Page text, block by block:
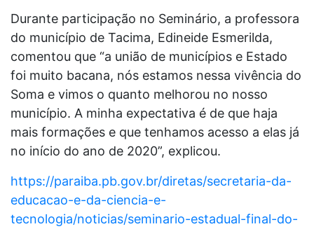
Durante participação no Seminário, a professora
do município de Tacima, Edineide Esmerilda,
comentou que “a união de municípios e Estado
foi muito bacana, nós estamos nessa vivência do
Soma e vimos o quanto melhorou no nosso
município. A minha expectativa é de que haja
mais formações e que tenhamos acesso a elas já
no início do ano de 2020”, explicou.
https://paraiba.pb.gov.br/diretas/secretaria-da-
educacao-e-da-ciencia-e-
tecnologia/noticias/seminario-estadual-final-do-